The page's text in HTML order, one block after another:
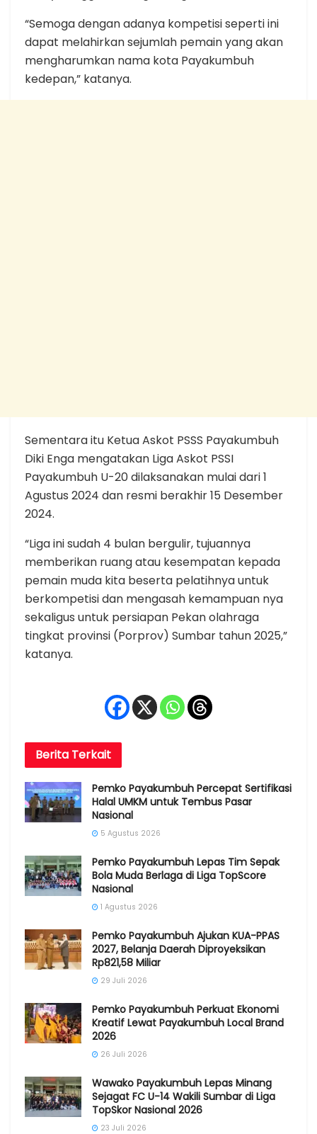
“Semoga dengan adanya kompetisi seperti ini
dapat melahirkan sejumlah pemain yang akan
mengharumkan nama kota Payakumbuh
kedepan,” katanya.
Sementara itu Ketua Askot PSSS Payakumbuh
Diki Enga mengatakan Liga Askot PSSI
Payakumbuh U-20 dilaksanakan mulai dari 1
Agustus 2024 dan resmi berakhir 15 Desember
2024.
“Liga ini sudah 4 bulan bergulir, tujuannya
memberikan ruang atau kesempatan kepada
pemain muda kita beserta pelatihnya untuk
berkompetisi dan mengasah kemampuan nya
sekaligus untuk persiapan Pekan olahraga
tingkat provinsi (Porprov) Sumbar tahun 2025,”
katanya.
Berita Terkait
Pemko Payakumbuh Percepat Sertifikasi
Halal UMKM untuk Tembus Pasar
Nasional
5 Agustus 2026
Pemko Payakumbuh Lepas Tim Sepak
Bola Muda Berlaga di Liga TopScore
Nasional
1 Agustus 2026
Pemko Payakumbuh Ajukan KUA-PPAS
2027, Belanja Daerah Diproyeksikan
Rp821,58 Miliar
29 Juli 2026
Pemko Payakumbuh Perkuat Ekonomi
Kreatif Lewat Payakumbuh Local Brand
2026
26 Juli 2026
Wawako Payakumbuh Lepas Minang
Sejagat FC U-14 Wakili Sumbar di Liga
TopSkor Nasional 2026
23 Juli 2026